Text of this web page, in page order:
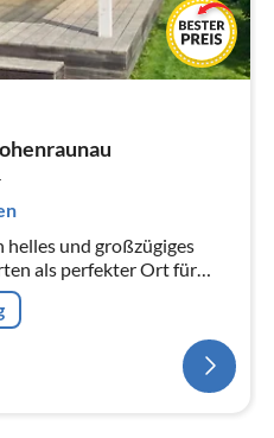
helles und großzügiges
als perfekter Ort für
und für Seminare.